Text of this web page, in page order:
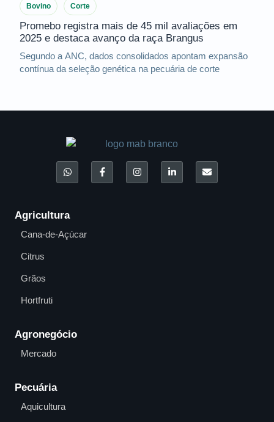
Bovino Corte
Promebo registra mais de 45 mil avaliações em
2025 e destaca avanço da raça Brangus
Segundo a ANC, dados consolidados apontam expansão
contínua da seleção genética na pecuária de corte
Agricultura
Cana-de-Açúcar
Citrus
Grãos
Hortfruti
Agronegócio
Mercado
Pecuária
Aquicultura